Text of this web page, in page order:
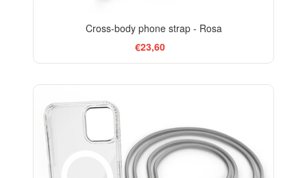
Cross-body phone strap - Rosa
€23,60